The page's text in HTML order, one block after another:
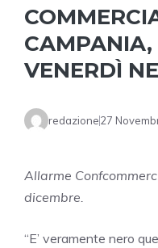
CAMPANIA,
VENERDÌ
redazione27
Allarme
dicembre.
“E’ veramente nero